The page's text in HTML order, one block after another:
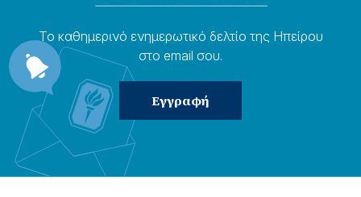
Το καθημερɩνό ενημερωτɩκό δελτίο της Ηπείρου
στο email σου.